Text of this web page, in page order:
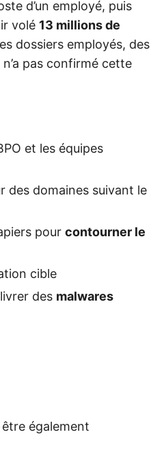
d’un employé, puis
volé 13 millions de
dossiers employés, des
pas confirmé cette
et les équipes
des domaines suivant le
pour contourner le
cible
des malwares
également